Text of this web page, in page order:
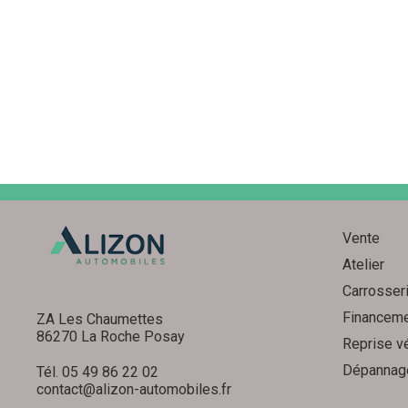
ZA Les Chaumettes
86270 La Roche Posay
Tél. 05 49 86 22 02
contact@alizon-automobiles.fr
Vente
Atelier
Reprise